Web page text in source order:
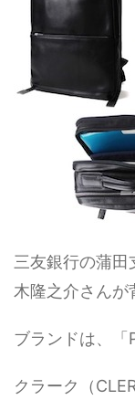
三友銀行の蒲田
木隆之介さんが
ブランドは、「
クラーク（